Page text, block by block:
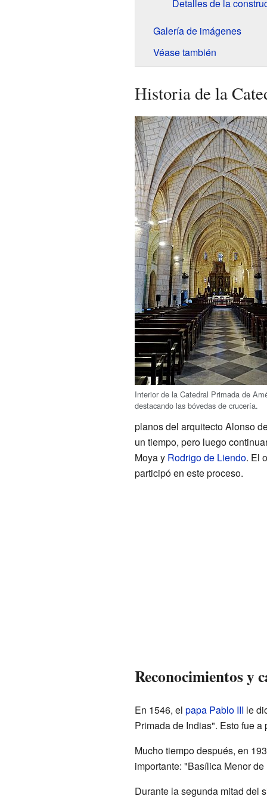
Detalles de la
Galería de imágenes
Véase también
Historia de la
Interior de la Catedral Primada de
destacando las bóvedas de crucería.
planos del arquitecto Alonso
un tiempo, pero luego
Moya y Rodrigo de Liendo. El
participó en este proceso.
Reconocimientos y
En 1546, el papa Pablo III le
Primada de Indias". Esto fue
Mucho tiempo después, en
importante: "Basílica Menor
Durante la segunda mitad del